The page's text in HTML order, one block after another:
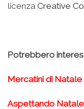
licenza Creative
Potrebbero
Mercatini di
Aspettando